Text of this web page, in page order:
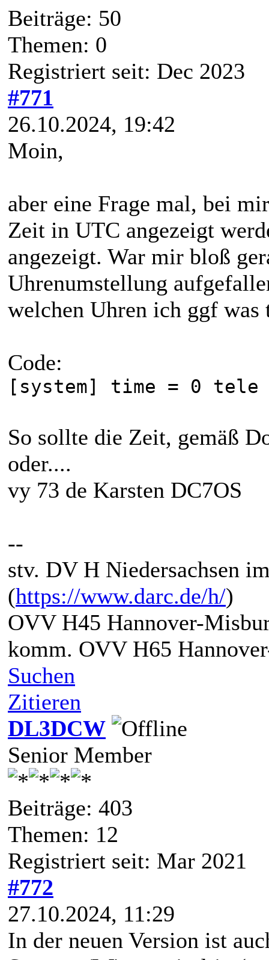
Beiträge: 50
Themen: 0
Registriert seit: Dec 2023
#771
26.10.2024, 19:42
Moin,
aber eine Frage mal, bei
Zeit in UTC angezeigt
angezeigt. War mir bloß
Uhrenumstellung
welchen Uhren ich ggf was
Code:
[system] time = 0 tele
So sollte die Zeit, gemäß
oder....
vy 73 de Karsten DC7OS
--
stv. DV H Niedersachsen
(https://www.darc.de/h/)
OVV H45 Hannover-
komm. OVV H65
Suchen
Zitieren
DL3DCW
Senior Member
Beiträge: 403
Themen: 12
Registriert seit: Mar 2021
#772
27.10.2024, 11:29
In der neuen Version ist